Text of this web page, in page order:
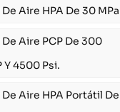
Aire HPA De 30 MPa
Aire PCP De 300
Y 4500 Psi.
Aire HPA Portátil De